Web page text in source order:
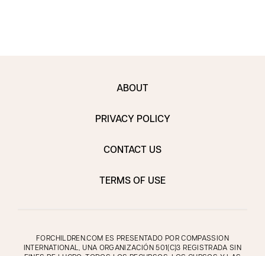
ABOUT
PRIVACY POLICY
CONTACT US
TERMS OF USE
FORCHILDREN.COM ES PRESENTADO POR COMPASSION
INTERNATIONAL, UNA ORGANIZACIÓN 501(C)3 REGISTRADA SIN